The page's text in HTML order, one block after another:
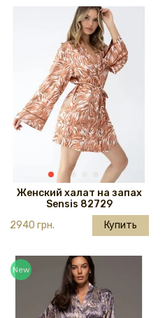
Женский халат на запах
Sensis 82729
2940 грн.
Купить
New